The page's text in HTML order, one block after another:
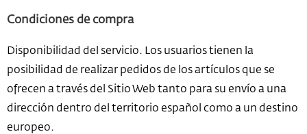
Condiciones de compra
Disponibilidad del servicio. Los usuarios tienen la
posibilidad de realizar pedidos de los artículos que se
ofrecen a través del Sitio Web tanto para su envío a una
dirección dentro del territorio español como a un destino
europeo.